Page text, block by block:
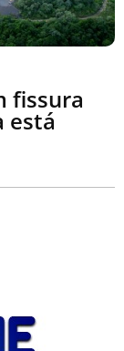
fissura
está